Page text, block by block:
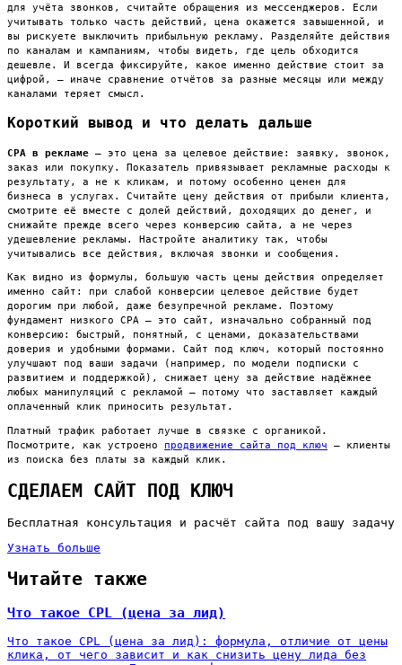
для учёта звонков, считайте обращения из мессенджеров. Если
учитывать только часть действий, цена окажется завышенной, и
вы рискуете выключить прибыльную рекламу. Разделяйте действия
по каналам и кампаниям, чтобы видеть, где цель обходится
дешевле. И всегда фиксируйте, какое именно действие стоит за
цифрой, — иначе сравнение отчётов за разные месяцы или между
каналами теряет смысл.
Короткий вывод и что делать дальше
CPA в рекламе — это цена за целевое действие: заявку, звонок,
заказ или покупку. Показатель привязывает рекламные расходы к
результату, а не к кликам, и потому особенно ценен для
бизнеса в услугах. Считайте цену действия от прибыли клиента,
смотрите её вместе с долей действий, доходящих до денег, и
снижайте прежде всего через конверсию сайта, а не через
удешевление рекламы. Настройте аналитику так, чтобы
учитывались все действия, включая звонки и сообщения.
Как видно из формулы, большую часть цены действия определяет
именно сайт: при слабой конверсии целевое действие будет
дорогим при любой, даже безупречной рекламе. Поэтому
фундамент низкого CPA — это сайт, изначально собранный под
конверсию: быстрый, понятный, с ценами, доказательствами
доверия и удобными формами. Сайт под ключ, который постоянно
улучшают под ваши задачи (например, по модели подписки с
развитием и поддержкой), снижает цену за действие надёжнее
любых манипуляций с рекламой — потому что заставляет каждый
оплаченный клик приносить результат.
Платный трафик работает лучше в связке с органикой.
Посмотрите, как устроено продвижение сайта под ключ — клиенты
из поиска без платы за каждый клик.
СДЕЛАЕМ САЙТ ПОД КЛЮЧ
Бесплатная консультация и расчёт сайта под вашу задачу
Узнать больше
Читайте также
Что такое CPL (цена за лид)
Что такое CPL (цена за лид): формула, отличие от цены
клика, от чего зависит и как снизить цену лида без